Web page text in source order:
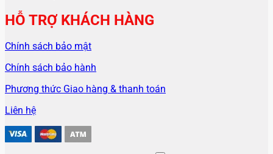
HỖ TRỢ KHÁCH HÀNG
Chính sách bảo mật
Chính sách bảo hành
Phương thức Giao hàng & thanh toán
Liên hệ